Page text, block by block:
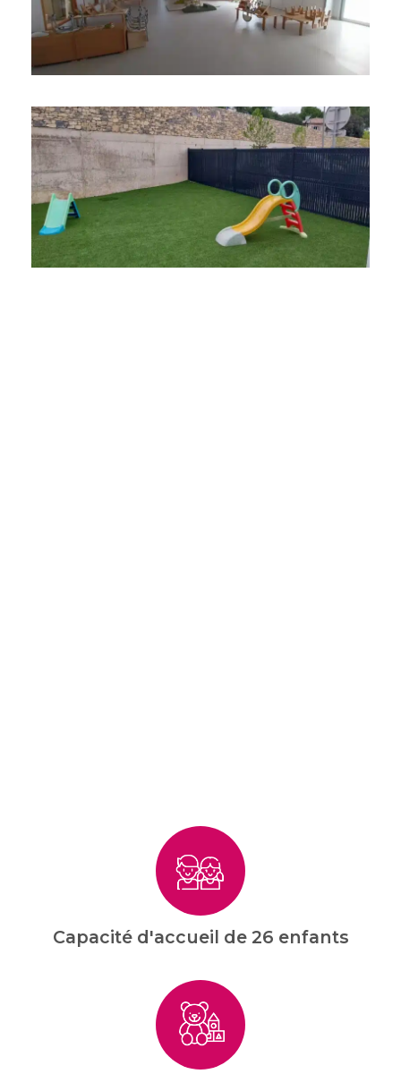
Capacité d'accueil de 26 enfants